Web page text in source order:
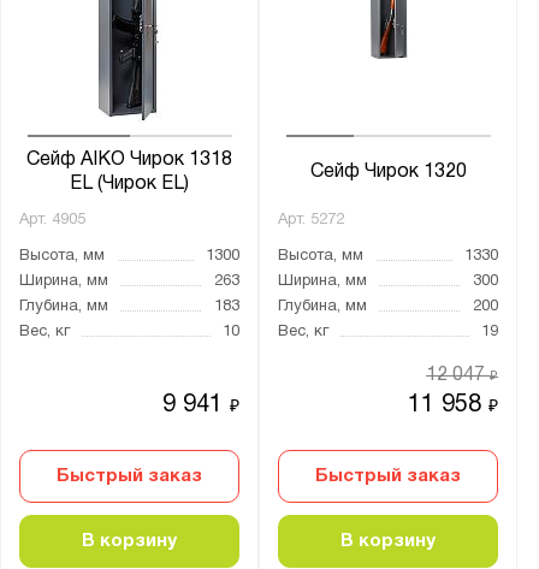
Сейф AIKO Чирок 1318
EL (Чирок EL)
Арт. 4905
Высота, мм
1300
Ширина, мм
263
Глубина, мм
183
Вес, кг
10
9 941₽
Быстрый заказ
В корзину
Сейф Чирок 1320
Арт. 5272
Высота, мм
1330
Ширина, мм
300
Глубина, мм
200
Вес, кг
19
11 958₽
12 047₽
Быстрый заказ
В корзину
Показать Сбросить